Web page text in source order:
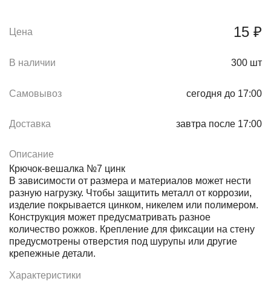
Цена 15 ₽
В наличии 300 шт
Самовывоз сегодня до 17:00
Доставка завтра после 17:00
Описание
Крючок-вешалка №7 цинк
В зависимости от размера и материалов может нести
разную нагрузку. Чтобы защитить металл от коррозии,
изделие покрывается цинком, никелем или полимером.
Конструкция может предусматривать разное
количество рожков. Крепление для фиксации на стену
предусмотрены отверстия под шурупы или другие
крепежные детали.
Характеристики